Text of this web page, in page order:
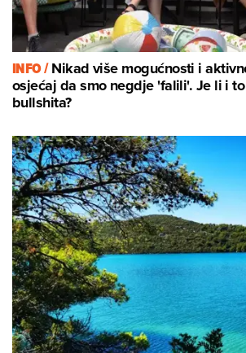
INFO /Nikad više mogućnosti i
osjećaj da smo negdje 'falili'. Je li i
bullshita?